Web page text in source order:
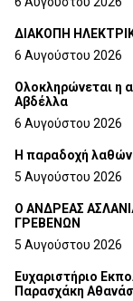
ΔΙΑΚΟΠΗ
6 Αυγούστου 2026
Ολοκληρώνεται η
Αβδέλλα
6 Αυγούστου 2026
H παραδοχή λαθών
5 Αυγούστου 2026
Ο ΑΝΔΡΕΑΣ
ΓΡΕΒΕΝΩΝ
5 Αυγούστου 2026
Ευχαριστήριο
Παρασχάκη